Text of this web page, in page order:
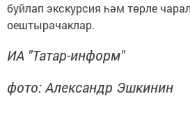
буйлап экскурсия һәм төрле
оештырачаклар.
ИА "Татар-информ"
фото: Александр Эшкинин